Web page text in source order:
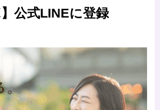
】公式LINEに登録